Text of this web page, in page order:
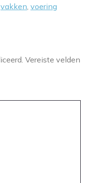
vakken, voering
Vereiste velden